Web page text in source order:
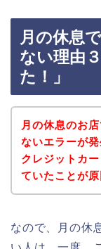
月の休息
ない理由
た！」
月の休息のお
ないエラーが
クレジットカ
ていたことが
なので、月の休